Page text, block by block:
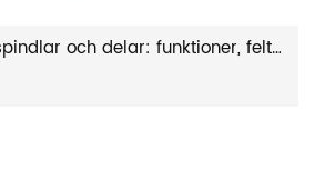
Gräsklippardäcksspindlar och delar: funktioner, feltecken och underhåll